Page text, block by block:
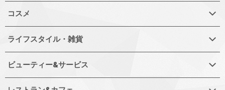
コスメ
ライフスタイル・雑貨
ビューティー&サービス